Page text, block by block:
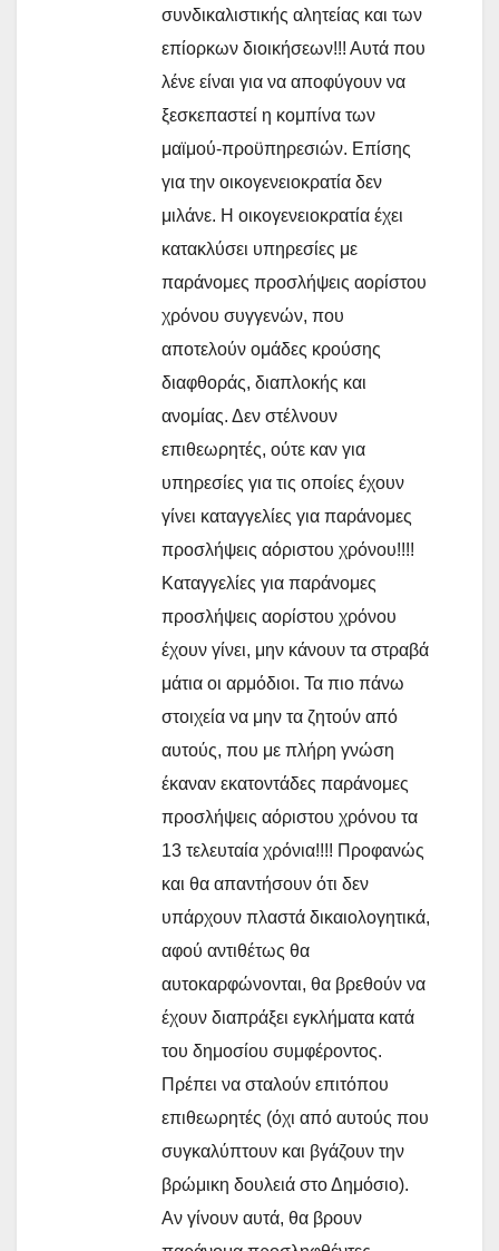
συνδικαλιστικής αλητείας και των
επίορκων διοικήσεων!!! Αυτά που
λένε είναι για να αποφύγουν να
ξεσκεπαστεί η κομπίνα των
μαϊμού-προϋπηρεσιών. Επίσης
για την οικογενειοκρατία δεν
μιλάνε. Η οικογενειοκρατία έχει
κατακλύσει υπηρεσίες με
παράνομες προσλήψεις αορίστου
χρόνου συγγενών, που
αποτελούν ομάδες κρούσης
διαφθοράς, διαπλοκής και
ανομίας. Δεν στέλνουν
επιθεωρητές, ούτε καν για
υπηρεσίες για τις οποίες έχουν
γίνει καταγγελίες για παράνομες
προσλήψεις αόριστου χρόνου!!!!
Καταγγελίες για παράνομες
προσλήψεις αορίστου χρόνου
έχουν γίνει, μην κάνουν τα στραβά
μάτια οι αρμόδιοι. Τα πιο πάνω
στοιχεία να μην τα ζητούν από
αυτούς, που με πλήρη γνώση
έκαναν εκατοντάδες παράνομες
προσλήψεις αόριστου χρόνου τα
13 τελευταία χρόνια!!!! Προφανώς
και θα απαντήσουν ότι δεν
υπάρχουν πλαστά δικαιολογητικά,
αφού αντιθέτως θα
αυτοκαρφώνονται, θα βρεθούν να
έχουν διαπράξει εγκλήματα κατά
του δημοσίου συμφέροντος.
Πρέπει να σταλούν επιτόπου
επιθεωρητές (όχι από αυτούς που
συγκαλύπτουν και βγάζουν την
βρώμικη δουλειά στο Δημόσιο).
Αν γίνουν αυτά, θα βρουν